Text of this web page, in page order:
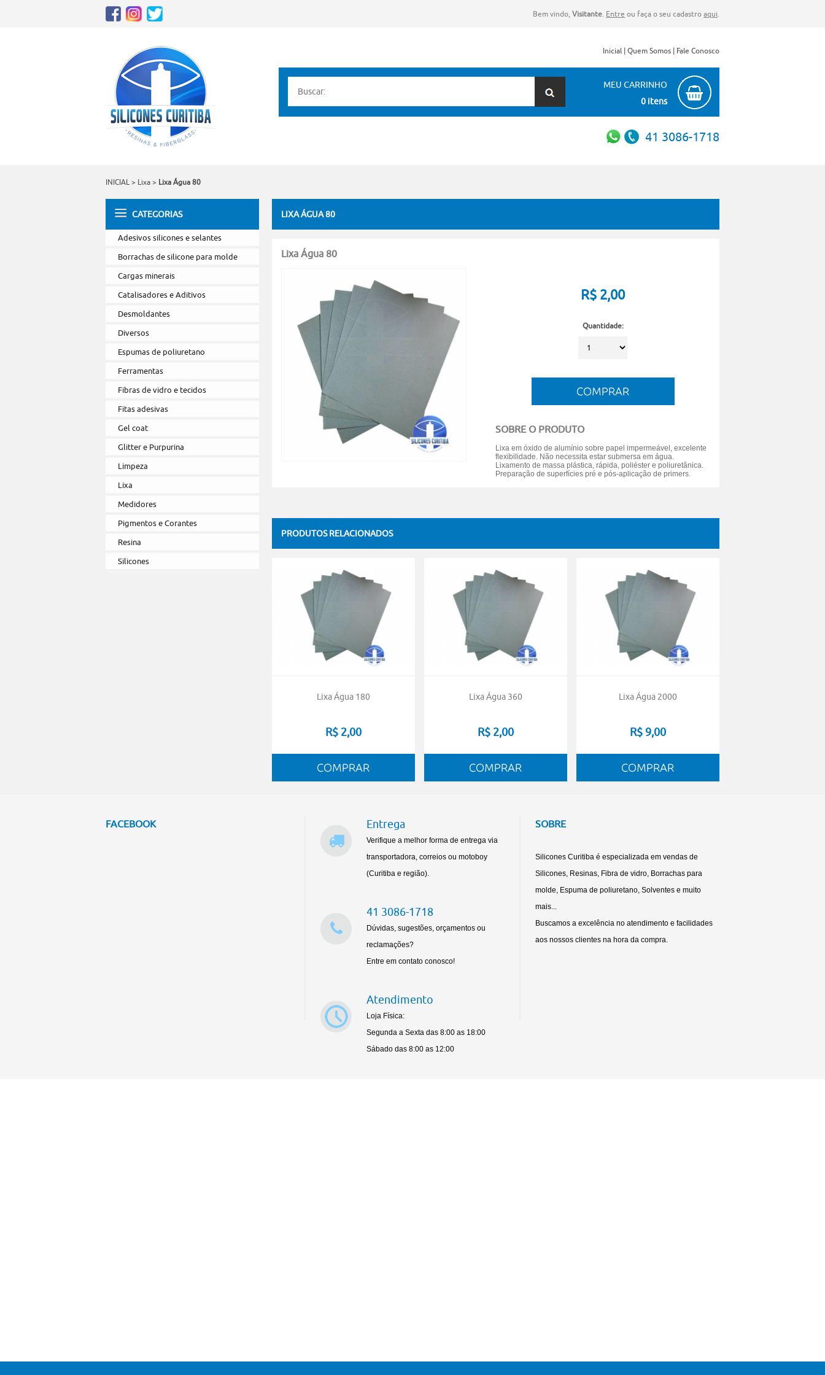
Bem vindo, Visitante. Entre ou faça o seu cadastro aqui.
Inicial | Quem Somos | Fale Conosco
MEU CARRINHO
0 itens
41 3086-1718
INICIAL > Lixa > Lixa Água 80
CATEGORIAS
Adesivos silicones e selantes
Borrachas de silicone para molde
Cargas minerais
Catalisadores e Aditivos
Desmoldantes
Diversos
Espumas de poliuretano
Ferramentas
Fibras de vidro e tecidos
Fitas adesivas
Gel coat
Glitter e Purpurina
Limpeza
Lixa
Medidores
Pigmentos e Corantes
Resina
Silicones
LIXA ÁGUA 80
Lixa Água 80
R$ 2,00
Quantidade:
SOBRE O PRODUTO
Lixa em óxido de alumínio sobre papel impermeável, excelente
flexibilidade. Não necessita estar submersa em água.
Lixamento de massa plástica, rápida, poliéster e poliuretânica.
Preparação de superfícies pré e pós-aplicação de primers.
PRODUTOS RELACIONADOS
Lixa Água 180
R$ 2,00
Lixa Água 360
R$ 2,00
Lixa Água 2000
R$ 9,00
FACEBOOK Entrega
Verifique a melhor forma de entrega via
transportadora, correios ou motoboy
(Curitiba e região).
41 3086-1718
Dúvidas, sugestões, orçamentos ou
reclamações?
Entre em contato conosco!
Atendimento
Loja Física:
Segunda a Sexta das 8:00 as 18:00
Sábado das 8:00 as 12:00
SOBRE
Silicones Curitiba é especializada em vendas de
Silicones, Resinas, Fibra de vidro, Borrachas para
molde, Espuma de poliuretano, Solventes e muito
mais...
Buscamos a excelência no atendimento e facilidades
aos nossos clientes na hora da compra.